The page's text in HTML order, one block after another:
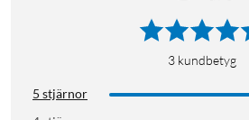
Kapaciteten på 90 Wh är godkänd för
Premium TFT-skärm
3 kundbetyg
5 stjärnor